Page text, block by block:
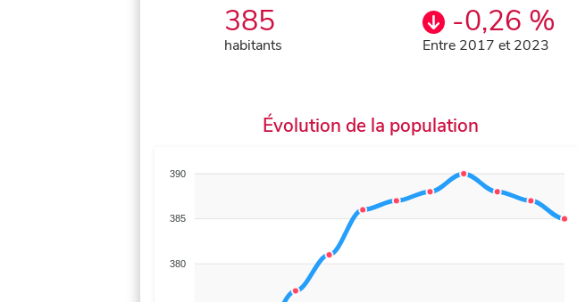
385
habitants
-0,26 %
Entre 2017 et 2023
Évolution de la population
390
385
380